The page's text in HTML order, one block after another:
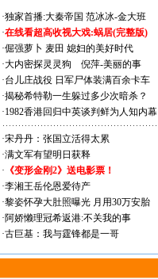
·独家首播:大秦帝国 范冰冰-金大班
·在线看超高收视大戏:蜗居(完整版)
·倔强萝卜 麦田 媳妇的美好时代
·大内密探灵灵狗
倪萍-美丽的事
·台儿庄战役 日军尸体装满百余卡车
·揭秘希特勒一生躲过多少次暗杀？
·1982香港回归中英谈判鲜为人知内幕
·宋丹丹：张国立活得太累
·满文军有望明日获释
· 《变形金刚2》送电影票！
·李湘王岳伦恩爱待产
·黎姿怀孕大肚照曝光 月用30万安胎
·阿娇懒理冠希返港:不关我的事
·古巨基：我与霆锋都是一哥